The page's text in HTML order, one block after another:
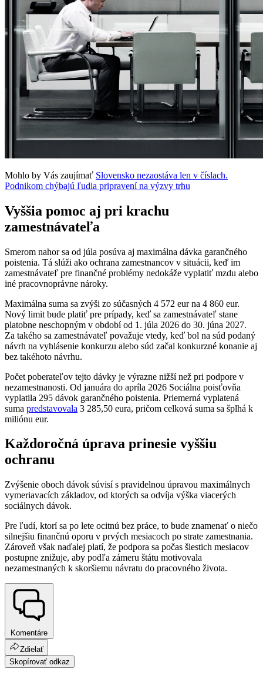
Mohlo by Vás zaujímať Slovensko nezaostáva len v číslach.
Podnikom chýbajú ľudia pripravení na výzvy trhu
Vyššia pomoc aj pri krachu
zamestnávateľa
Smerom nahor sa od júla posúva aj maximálna dávka garančného
poistenia. Tá slúži ako ochrana zamestnancov v situácii, keď im
zamestnávateľ pre finančné problémy nedokáže vyplatiť mzdu alebo
iné pracovnoprávne nároky.
Maximálna suma sa zvýši zo súčasných 4 572 eur na 4 860 eur.
Nový limit bude platiť pre prípady, keď sa zamestnávateľ stane
platobne neschopným v období od 1. júla 2026 do 30. júna 2027.
Za takého sa zamestnávateľ považuje vtedy, keď bol na súd podaný
návrh na vyhlásenie konkurzu alebo súd začal konkurzné konanie aj
bez takéhoto návrhu.
Počet poberateľov tejto dávky je výrazne nižší než pri podpore v
nezamestnanosti. Od januára do apríla 2026 Sociálna poisťovňa
vyplatila 295 dávok garančného poistenia. Priemerná vyplatená
suma predstavovala 3 285,50 eura, pričom celková suma sa šplhá k
miliónu eur.
Každoročná úprava prinesie vyššiu
ochranu
Zvýšenie oboch dávok súvisí s pravidelnou úpravou maximálnych
vymeriavacích základov, od ktorých sa odvíja výška viacerých
sociálnych dávok.
Pre ľudí, ktorí sa po lete ocitnú bez práce, to bude znamenať o niečo
silnejšiu finančnú oporu v prvých mesiacoch po strate zamestnania.
Zároveň však naďalej platí, že podpora sa počas šiestich mesiacov
postupne znižuje, aby podľa zámeru štátu motivovala
nezamestnaných k skoršiemu návratu do pracovného života.
Komentáre
Zdielať
Skopírovať odkaz